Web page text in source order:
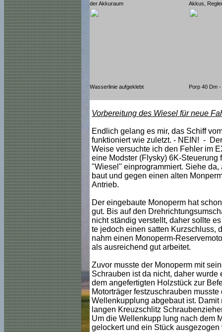
der Akkuraum Akkus,
Wasserlinie aufgeklebt Porp 40 Dm
Vorbereitung des Wiesel für neue
Endlich gelang es mir, das Schiff
funktioniert wie zuletzt. - NEIN! -
Weise versuchte ich den Fehler im
eine Modster (Flysky) 6K-
"Wiesel" einprogrammiert. Siehe
baut und gegen einen alten
Antrieb.
Der eingebaute Monoperm hat
gut. Bis auf den
nicht ständig verstellt, daher sollte
te jedoch einen satten Kurzschluss,
nahm einen Monoperm-
als ausreichend gut arbeitet.
Zuvor musste der Monoperm mit
Schrauben ist da nicht, daher
dem angefertigten Holzstück zur
Motorträger festzuschrauben
Wellenkupplung abgebaut ist.
langen Kreuzschlitz
Um die Wellenkupp lung nach dem
gelockert und ein Stück ausgezogen